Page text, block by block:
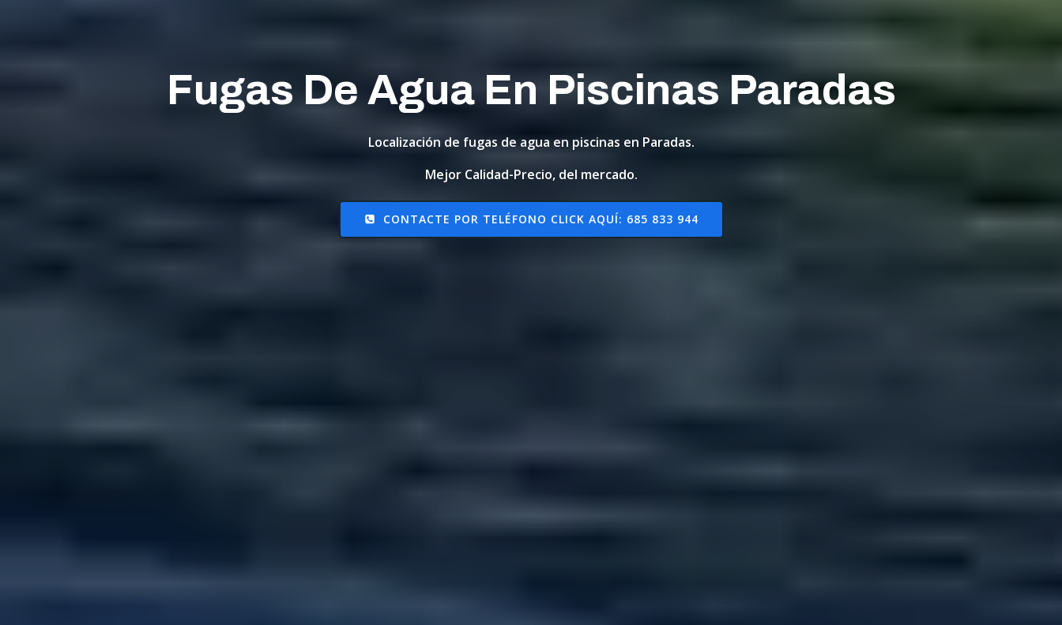
Fugas De Agua En Piscinas Paradas
Localización de fugas de agua en piscinas en Paradas.
Mejor Calidad-Precio, del mercado.
CONTACTE POR TELÉFONO CLICK AQUÍ: 685 833 944